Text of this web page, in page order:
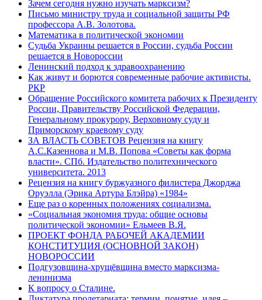
Зачем сегодня нужно изучать марксизм?
Письмо министру труда и социальной защиты РФ
профессора А.В. Золотова.
Математика в политической экономии
Судьба Украины решается в России, судьба России
решается в Новороссии
Ленинский подход к здравоохранению
Как живут и борются современные рабочие активисты.
РКР
Обращение Российского комитета рабочих к Президенту
России, Правительству Российской Федерации,
Генеральному прокурору, Верховному суду и
Приморскому краевому суду
ЗА ВЛАСТЬ СОВЕТОВ Рецензия на книгу
А.С.Казеннова и М.В. Попова «Советы как форма
власти». СПб. Издательство политехнического
университета. 2013
Рецензия на книгу буржуазного филистера Джорджа
Оруэлла (Эрика Артура Блэйра) «1984»
Еще раз о коренных положениях социализма.
«Социальная экономия труда: общие основы
политической экономии» Ельмеев В.Я.
ПРОЕКТ ФОНДА РАБОЧЕЙ АКАДЕМИИ
КОНСТИТУЦИЯ (ОСНОВНОЙ ЗАКОН)
НОВОРОССИИ
Подгузовщина-хрущёвщина вместо марксизма-
ленинизма
К вопросу о Сталине.